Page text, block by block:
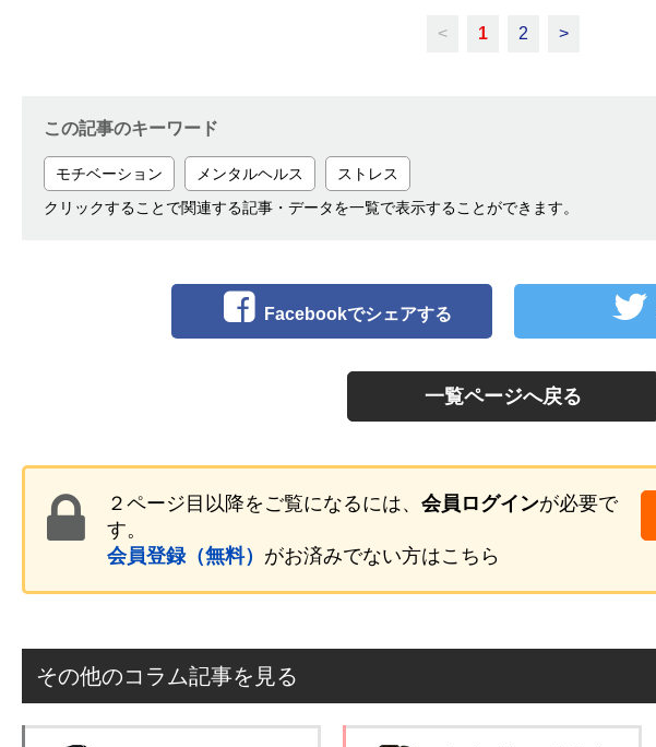
< 1 2 >
この記事のキーワード
モチベーション メンタルヘルス
ストレス
クリックすることで関連する記事・データを一覧で表示することができます。
Facebookでシェアする
一覧ページへ戻る
２ページ目以降をご覧になるには、 会員ログインが必要で
す。
会員登録（無料） がお済みでない方はこちら
その他のコラム記事を見る